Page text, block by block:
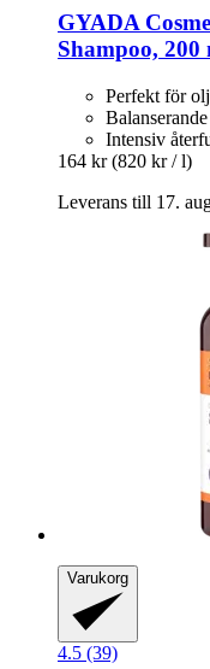
GYADA
Shampoo, 200
Perfekt för
Intensiv
164 kr (820 kr / l)
Leverans till 17.
Varukorg
4.5 (39)